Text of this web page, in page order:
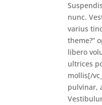
nunc.
varius
theme?”
libero
ultrices
mollis[/
pulvinar,